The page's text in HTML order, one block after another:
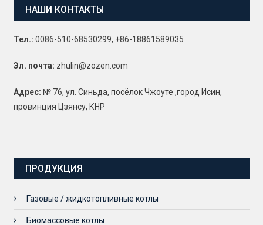
НАШИ КОНТАКТЫ
Тел.: 0086-510-68530299, +86-18861589035
Эл. почта: zhulin@zozen.com
Адрес: № 76, ул. Синьда, посёлок Чжоуте ,город Исин,
провинция Цзянсу, КНР
ПРОДУКЦИЯ
Газовые / жидкотопливные котлы
Биомассовые котлы